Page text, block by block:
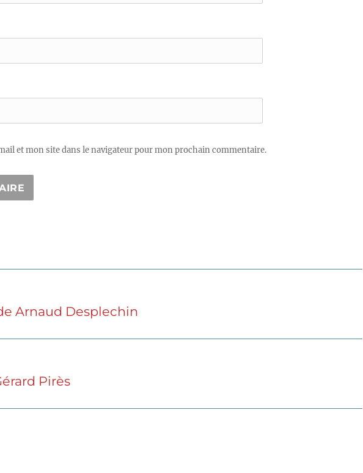
et mon site dans le navigateur pour mon prochain commentaire.
Arnaud Desplechin
Pirès